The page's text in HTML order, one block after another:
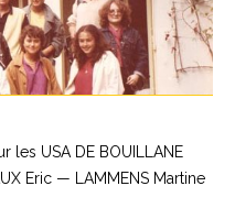
les USA DE BOUILLANE
Eric — LAMMENS Martine